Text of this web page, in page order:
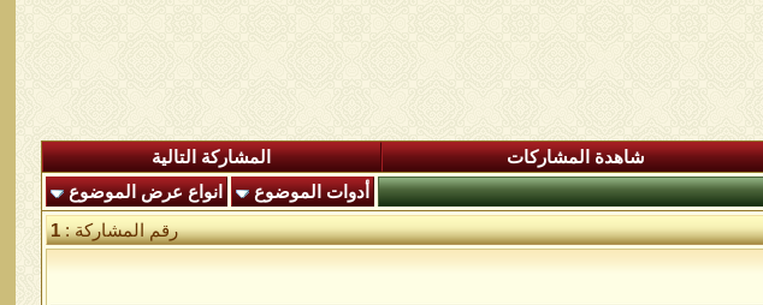
شاهدة المشاركات
المشاركة التالية
أدوات الموضوع
انواع عرض الموضوع
رقم المشاركة :1